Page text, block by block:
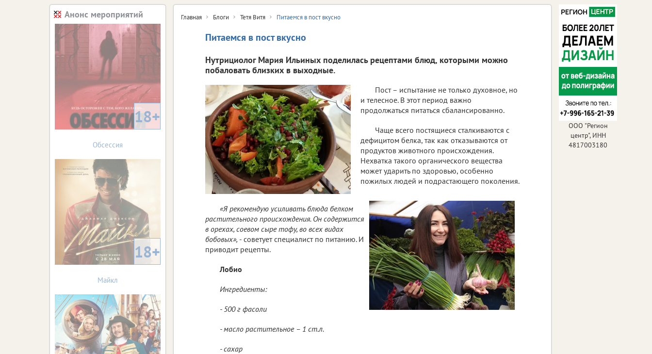
Главная Блоги Тетя Витя Питаемся в пост вкусно
Питаемся в пост вкусно
Нутрициолог Мария Ильиных поделилась рецептами блюд, которыми можно
побаловать близких в выходные.
Пост – испытание не только духовное, но
и телесное. В этот период важно
продолжаться питаться сбалансированно.
Чаще всего постящиеся сталкиваются с
дефицитом белка, так как отказываются от
продуктов животного происхождения.
Нехватка такого органического вещества
может ударить по здоровью, особенно
пожилых людей и подрастающего поколения.
«Я рекомендую усиливать блюда белком
растительного происхождения. Он содержится
в орехах, соевом сыре тофу, во всех видах
бобовых», - советует специалист по питанию. И
приводит рецепты.
Лобио
Ингредиенты:
- 500 г фасоли
- масло растительное – 1 ст.л.
- сахар
Анонс мероприятий
18+
Обсессия
18+
Майкл
ООО "Регион
центр", ИНН
4817003180